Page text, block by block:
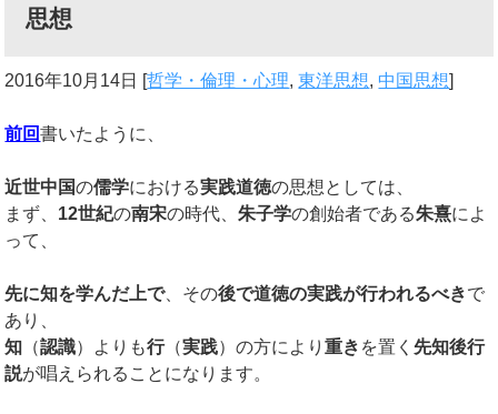
思想
2016年10月14日 [哲学・倫理・心理,東洋思想, 中国思想]
前回書いたように、
近世中国の儒学における実践道徳の思想としては、
まず、 12世紀の南宋の時代、朱子学の創始者である朱熹によ
って、
先に知を学んだ上で、その後で道徳の実践が行われるべきで
あり、
知 （認識）よりも行（実践）の方により重き を置く 先知後行
説が唱えられることになります。